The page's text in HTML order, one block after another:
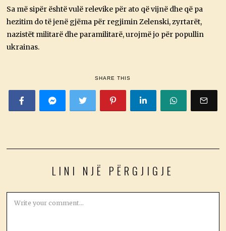
Sa më sipër është vulë relevike për ato që vijnë dhe që pa
hezitim do të jenë gjëma për regjimin Zelenski, zyrtarët,
nazistët militarë dhe paramilitarë, urojmë jo për popullin
ukrainas.
SHARE THIS
LINI NJË PËRGJIGJE